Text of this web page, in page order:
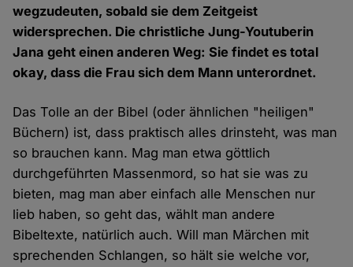
wegzudeuten, sobald sie dem Zeitgeist
widersprechen. Die christliche Jung-Youtuberin
Jana geht einen anderen Weg: Sie findet es total
okay, dass die Frau sich dem Mann unterordnet.
Das Tolle an der Bibel (oder ähnlichen "heiligen"
Büchern) ist, dass praktisch alles drinsteht, was man
so brauchen kann. Mag man etwa göttlich
durchgeführten Massenmord, so hat sie was zu
bieten, mag man aber einfach alle Menschen nur
lieb haben, so geht das, wählt man andere
Bibeltexte, natürlich auch. Will man Märchen mit
sprechenden Schlangen, so hält sie welche vor,